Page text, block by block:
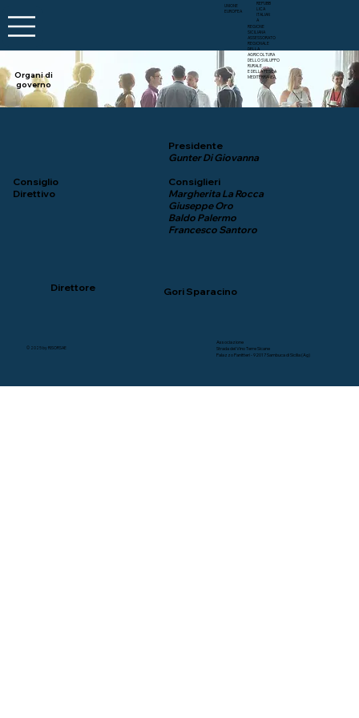
UNIONE
EUROPEA
REPUBB
LICA
ITALIAN
A
REGIONE
SICILIANA
ASSESSORATO
REGIONALE
DELLA
AGRICOLTURA
DELLO SVILUPPO
RURALE
E DELLA PESCA
MEDITERRANEA
Organi di
governo
Direttore Gori Sparacino
Consiglio
Direttivo
Presidente
Gunter Di Giovanna
Consiglieri
Margherita La Rocca
Giuseppe Oro
Baldo Palermo
Francesco Santoro
© 2025 by RISORSAE
Associazione
Strada del Vino Terre Sicane
Palazzo Panitteri - 92017 Sambuca di Sicilia (Ag)